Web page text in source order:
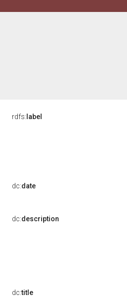
rdfs: label
dc:date
dc:description
dc:title